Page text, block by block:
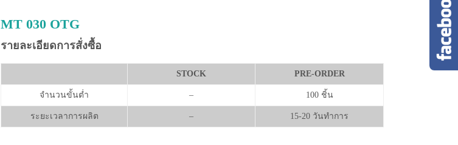
MT 030 OTG
รายละเอียดการสั่งซื้อ
STOCK PRE-ORDER
จำนวนขั้นต่ำ – 100 ชิ้น
ระยะเวลาการผลิต – 15-20 วันทำการ